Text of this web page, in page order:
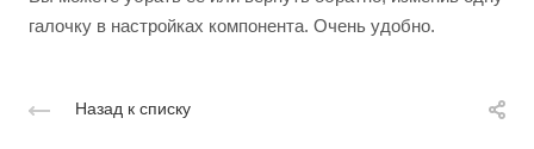
галочку в настройках компонента. Очень удобно.
Назад к списку